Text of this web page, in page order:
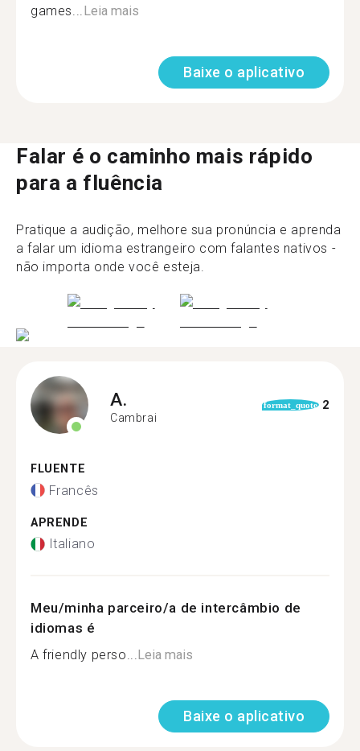
games... Leia mais
Baixe o aplicativo
Falar é o caminho mais rápido
para a fluência
Pratique a audição, melhore sua pronúncia e aprenda
a falar um idioma estrangeiro com falantes nativos -
não importa onde você esteja.
A.
Cambrai
format_quote 2
FLUENTE
Francês
APRENDE
Italiano
Meu/minha parceiro/a de intercâmbio de
idiomas é
A friendly perso...Leia mais
Baixe o aplicativo